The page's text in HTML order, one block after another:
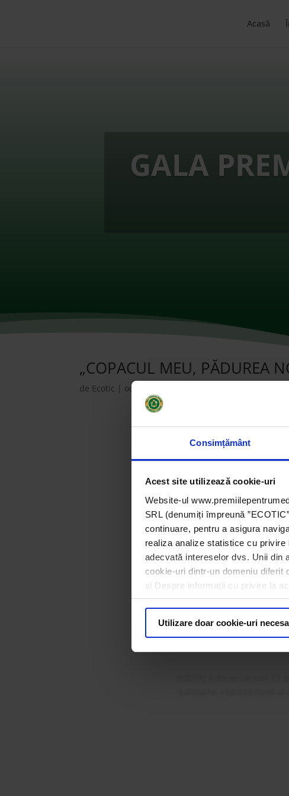
Consimțământ
Acest site utilizează cookie-uri
Website-ul
SRL (denumiți împreună
continuare, pentru a asigura
realiza analize statistice cu
adecvată intereselor dvs. Unii din
cookie-uri dintr-un domeniu
și Despre informații cu privire la
Utilizare doar cookie-uri
Acasă
GALA
„COPACUL MEU, PĂDUREA
de Ecotic | oct. 15, 2021
ECOTIC